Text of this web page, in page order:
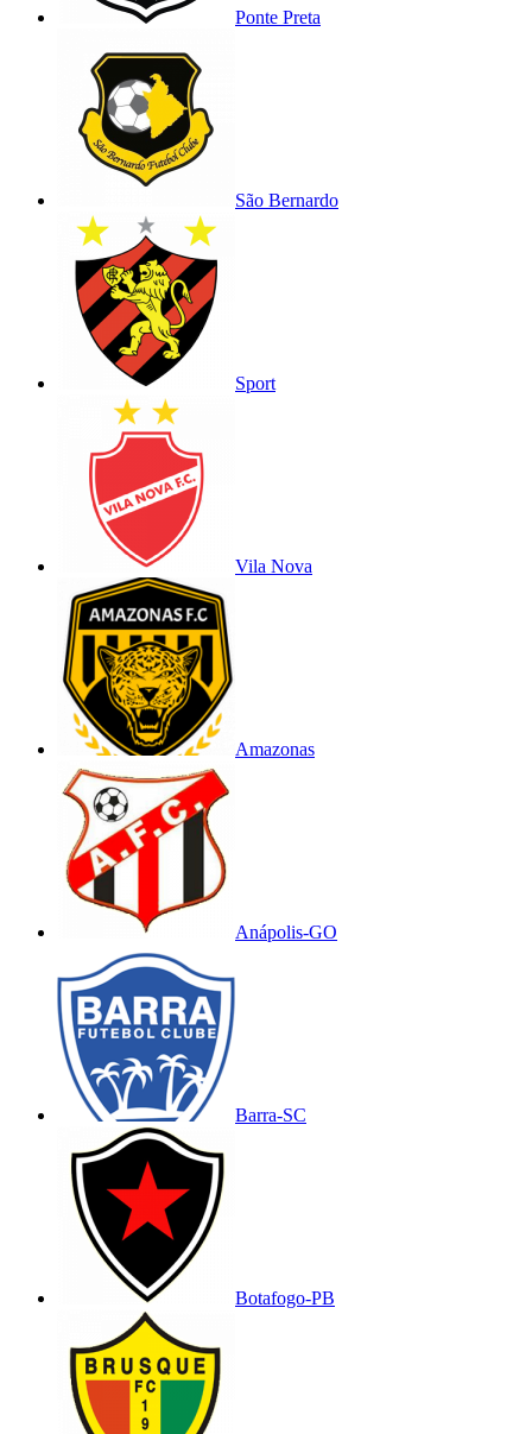
Ponte Preta
São Bernardo
Sport
Vila Nova
Amazonas
Anápolis-GO
Barra-SC
Botafogo-PB